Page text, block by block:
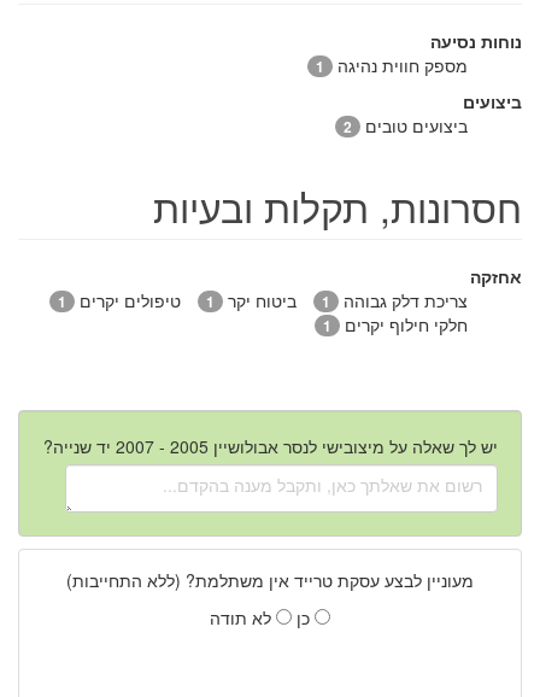
נוחות נסיעה
מספק חווית נהיגה
1
ביצועים
ביצועים טובים
2
חסרונות, תקלות ובעיות
אחזקה
צריכת דלק גבוהה
1 ביטוח יקר 1 טיפולים יקרים 1
חלקי חילוף יקרים 1
יש לך שאלה על מיצובישי לנסר אבולושיין 2005 - 2007 יד שנייה?
מעוניין לבצע עסקת טרייד אין משתלמת? (ללא התחייבות)
כן
לא תודה